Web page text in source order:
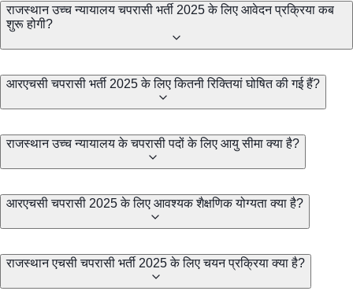
राजस्थान उच्च न्यायालय चपरासी भर्ती 2025 के लिए आवेदन प्रक्रिया कब
शुरू होगी?
आरएचसी चपरासी भर्ती 2025 के लिए कितनी रिक्तियां घोषित की गई हैं?
राजस्थान उच्च न्यायालय के चपरासी पदों के लिए आयु सीमा क्या है?
आरएचसी चपरासी 2025 के लिए आवश्यक शैक्षणिक योग्यता क्या है?
राजस्थान एचसी चपरासी भर्ती 2025 के लिए चयन प्रक्रिया क्या है?